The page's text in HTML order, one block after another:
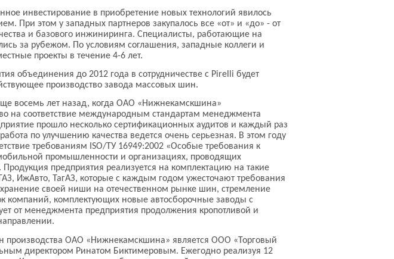
инвестирование в приобретение новых технологий явилось
При этом у западных партнеров закупалось все «от» и «до» - от
и базового инжиниринга. Специалисты, работающие на
за рубежом. По условиям соглашения, западные коллеги и
проекты в течение 4-6 лет.
объединения до 2012 года в сотрудничестве с Pirelli будет
производство завода массовых шин.
восемь лет назад, когда ОАО «Нижнекамскшина»
на соответствие международным стандартам менеджмента
прошло несколько сертификационных аудитов и каждый раз
по улучшению качества ведется очень серьезная. В этом году
требованиям ISO/ТУ 16949:2002 «Особые требования к
промышленности и организациях, проводящих
предприятия реализуется на комплектацию на такие
ИжАвто, ТагАЗ, которые с каждым годом ужесточают требования
своей ниши на отечественном рынке шин, стремление
компаний, комплектующих новые автосборочные заводы с
от менеджмента предприятия продолжения кропотливой и
производства ОАО «Нижнекамскшина» является ООО «Торговый
директором Ринатом Биктимеровым. Ежегодно реализуя 12